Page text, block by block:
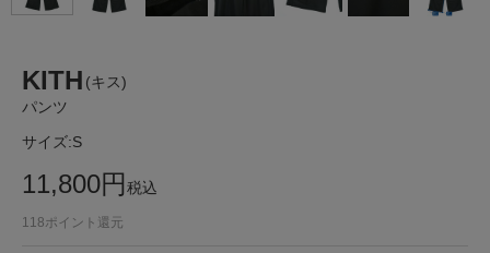
KITH (キス)
パンツ
サイズ:S
11,800円税込
118ポイント還元